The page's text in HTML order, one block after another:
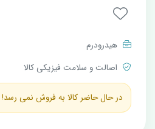
هیدرودرم
اصالت و سلامت فیزیکی کالا
در حال حاضر کالا به فروش نمی رسد!